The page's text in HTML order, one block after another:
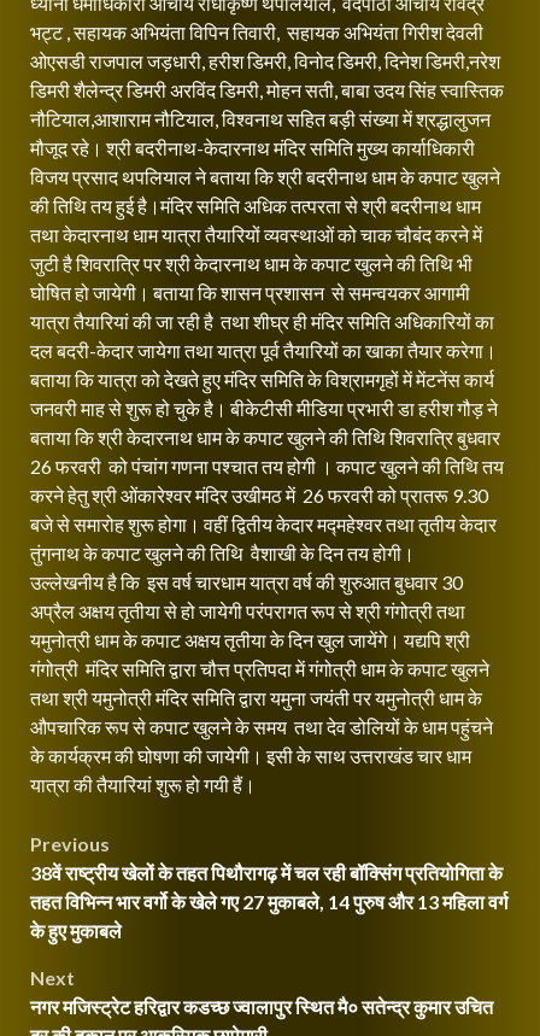
भट्ट , सहायक अभियंता विपिन तिवारी, सहायक अभियंता गिरीश देवली
ओएसडी राजपाल जड़धारी, हरीश डिमरी, विनोद डिमरी, दिनेश डिमरी,नरेश
डिमरी शैलेन्द्र डिमरी अरविंद डिमरी, मोहन सती, बाबा उदय सिंह स्वास्तिक
नौटियाल,आशाराम नौटियाल, विश्वनाथ सहित बड़ी संख्या में श्रद्धालुजन
मौजूद रहे। श्री बदरीनाथ-केदारनाथ मंदिर समिति मुख्य कार्याधिकारी
विजय प्रसाद थपलियाल ने बताया कि श्री बदरीनाथ धाम के कपाट खुलने
की तिथि तय हुई है।मंदिर समिति अधिक तत्परता से श्री बदरीनाथ धाम
तथा केदारनाथ धाम यात्रा तैयारियों व्यवस्थाओं को चाक चौबंद करने में
जुटी है शिवरात्रि पर श्री केदारनाथ धाम के कपाट खुलने की तिथि भी
घोषित हो जायेगी। बताया कि शासन प्रशासन से समन्वयकर आगामी
यात्रा तैयारियां की जा रही है तथा शीघ्र ही मंदिर समिति अधिकारियों का
दल बदरी-केदार जायेगा तथा यात्रा पूर्व तैयारियों का खाका तैयार करेगा।
बताया कि यात्रा को देखते हुए मंदिर समिति के विश्रामगृहों में मेंटनेंस कार्य
जनवरी माह से शुरू हो चुके है। बीकेटीसी मीडिया प्रभारी डा हरीश गौड़ ने
बताया कि श्री केदारनाथ धाम के कपाट खुलने की तिथि शिवरात्रि बुधवार
26 फरवरी को पंचांग गणना पश्चात तय होगी । कपाट खुलने की तिथि तय
करने हेतु श्री ओंकारेश्वर मंदिर उखीमठ में 26 फरवरी को प्रातरू 9.30
बजे से समारोह शुरू होगा। वहीं द्वितीय केदार मद्महेश्वर तथा तृतीय केदार
तुंगनाथ के कपाट खुलने की तिथि वैशाखी के दिन तय होगी।
उल्लेखनीय है कि इस वर्ष चारधाम यात्रा वर्ष की शुरुआत बुधवार 30
अप्रैल अक्षय तृतीया से हो जायेगी परंपरागत रूप से श्री गंगोत्री तथा
यमुनोत्री धाम के कपाट अक्षय तृतीया के दिन खुल जायेंगे। यद्यपि श्री
गंगोत्री मंदिर समिति द्वारा चौत्त प्रतिपदा में गंगोत्री धाम के कपाट खुलने
तथा श्री यमुनोत्री मंदिर समिति द्वारा यमुना जयंती पर यमुनोत्री धाम के
औपचारिक रूप से कपाट खुलने के समय तथा देव डोलियों के धाम पहुंचने
के कार्यक्रम की घोषणा की जायेगी। इसी के साथ उत्तराखंड चार धाम
यात्रा की तैयारियां शुरू हो गयी हैं।
Post
navigation
Previous
38वें राष्ट्रीय खेलों के तहत पिथौरागढ़ में चल रही बॉक्सिंग प्रतियोगिता के
तहत विभिन्न भार वर्गो के खेले गए 27 मुकाबले, 14 पुरुष और 13 महिला वर्ग
के हुए मुकाबले
Next
नगर मजिस्ट्रेट हरिद्वार कडच्छ ज्वालापुर स्थित मै० सतेन्द्र कुमार उचित